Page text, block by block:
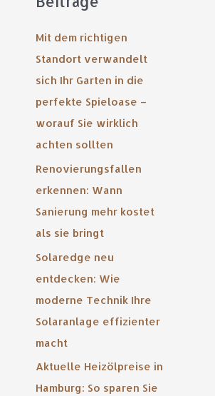
Mit dem richtigen
Standort verwandelt
sich Ihr Garten in die
perfekte Spieloase –
worauf Sie wirklich
achten sollten
Renovierungsfallen
erkennen: Wann
Sanierung mehr kostet
als sie bringt
Solaredge neu
entdecken: Wie
moderne Technik Ihre
Solaranlage effizienter
macht
Aktuelle Heizölpreise in
Hamburg: So sparen Sie